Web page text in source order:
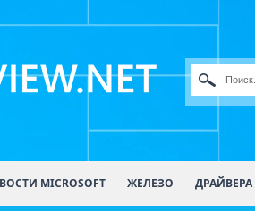
MICROSOFT ЖЕЛЕЗО ДРАЙВЕРА